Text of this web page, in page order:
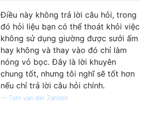
Điều này không trả lời câu hỏi, trong
đó hỏi liệu bạn có thể thoát khỏi việc
không sử dụng giường được sưởi ấm
hay không và thay vào đó chỉ làm
nóng vỏ bọc. Đây là lời khuyên
chung tốt, nhưng tôi nghĩ sẽ tốt hơn
nếu chỉ trả lời câu hỏi chính.
— Tom van der Zanden